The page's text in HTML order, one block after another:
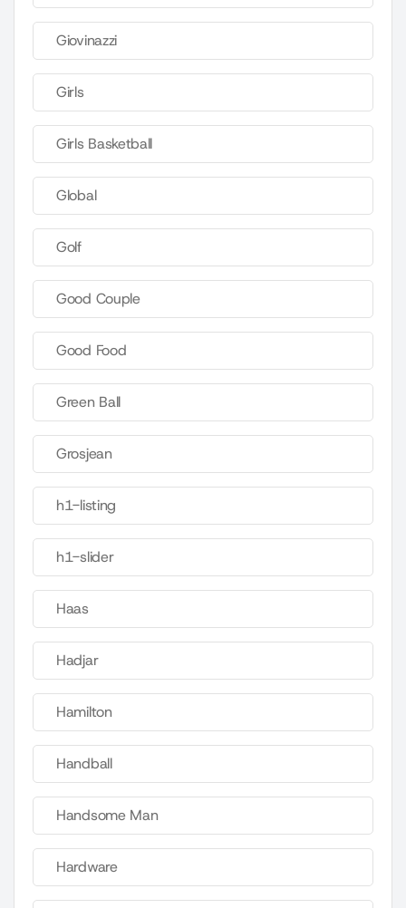
Giovinazzi
Girls
Girls Basketball
Global
Golf
Good Couple
Good Food
Green Ball
Grosjean
h1-listing
h1-slider
Haas
Hadjar
Hamilton
Handball
Handsome Man
Hardware